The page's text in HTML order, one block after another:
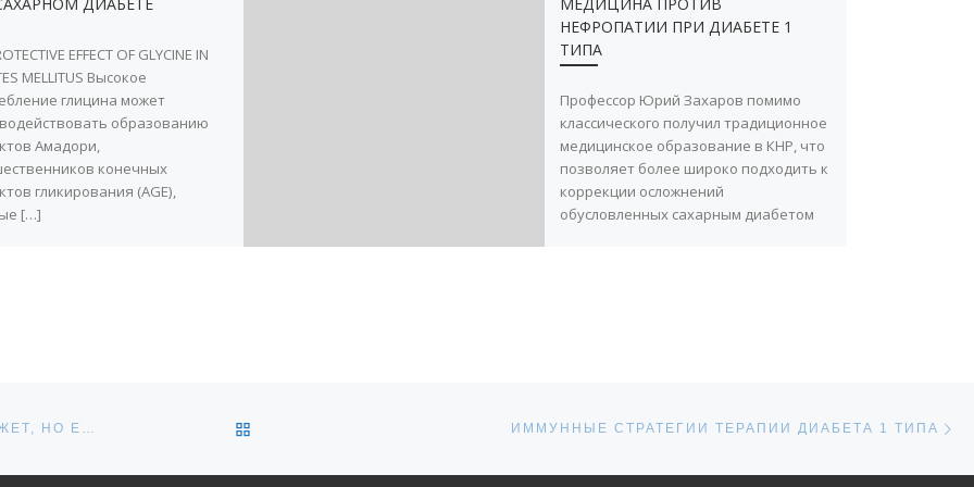
ДИАБЕТЕ
EFFECT OF GLYCINE IN
MELLITUS Высокое
глицина может
образованию
Амадори,
конечных
гликирования (AGE),
[…]
МЕДИЦИНА ПРОТИВ
НЕФРОПАТИИ ПРИ ДИАБЕТЕ 1
ТИПА
Профессор Юрий Захаров помимо
классического получил традиционное
медицинское образование в КНР, что
позволяет более широко подходить к
коррекции осложнений
обусловленных сахарным диабетом
СТАРЕНИЕ ПОЧЕК, НЕФРОПАТИЯ — ДИАЛИЗ НЕ ПОМОЖЕТ, НО ЕСТЬ ВАРИАНТЫ ОБРАТНО К СПИСКУ ЗАПИСЕЙИММУННЫЕ СТРАТЕГИИ ТЕРАПИИ ДИАБЕТА 1 ТИПА